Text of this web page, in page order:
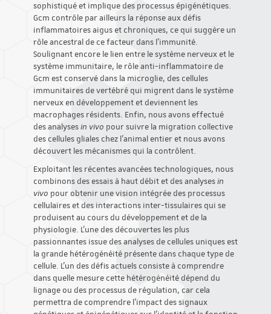
sophistiqué et implique des processus épigénétiques.
Gcm contrôle par ailleurs la réponse aux défis
inflammatoires aigus et chroniques, ce qui suggère un
rôle ancestral de ce facteur dans l'immunité.
Soulignant encore le lien entre le système nerveux et le
système immunitaire, le rôle anti-inflammatoire de
Gcm est conservé dans la microglie, des cellules
immunitaires de vertébré qui migrent dans le système
nerveux en développement et deviennent les
macrophages résidents. Enfin, nous avons effectué
des analysesin vivo pour suivre la migration collective
des cellules gliales chez l'animal entier et nous avons
découvert les mécanismes qui la contrôlent.
Exploitant les récentes avancées technologiques, nous
combinons des essais à haut débit et des analysesin
vivo pour obtenir une vision intégrée des processus
cellulaires et des interactions inter-tissulaires qui se
produisent au cours du développement et de la
physiologie. L'une des découvertes les plus
passionnantes issue des analyses de cellules uniques est
la grande hétérogénéité présente dans chaque type de
cellule. L'un des défis actuels consiste à comprendre
dans quelle mesure cette hétérogénéité dépend du
lignage ou des processus de régulation, car cela
permettra de comprendre l'impact des signaux